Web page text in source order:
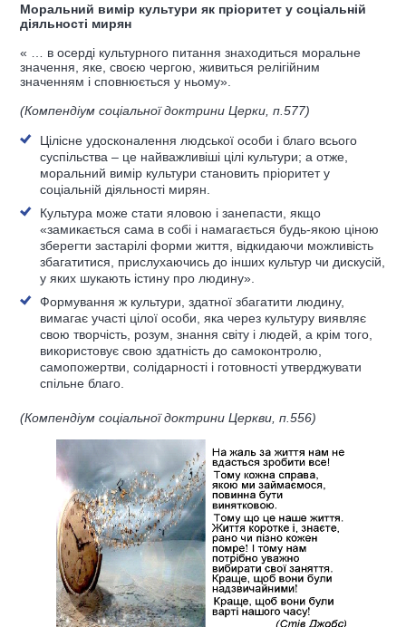
Моральний вимір культури як пріоритет у соціальній
діяльності мирян
« … в осерді культурного питання знаходиться моральне
значення, яке, своєю чергою, живиться релігійним
значенням і сповнюється у ньому».
(Компендіум соціальної доктрини Церки, п.577)
Цілісне удосконалення людської особи і благо всього
суспільства – це найважливіші цілі культури; а отже,
моральний вимір культури становить пріоритет у
соціальній діяльності мирян.
Культура може стати яловою і занепасти, якщо
«замикається сама в собі і намагається будь-якою ціною
зберегти застарілі форми життя, відкидаючи можливість
збагатитися, прислухаючись до інших культур чи дискусій,
у яких шукають істину про людину».
Формування ж культури, здатної збагатити людину,
вимагає участі цілої особи, яка через культуру виявляє
свою творчість, розум, знання світу і людей, а крім того,
використовує свою здатність до самоконтролю,
самопожертви, солідарності і готовності утверджувати
спільне благо.
(Компендіум соціальної доктрини Церкви, п.556)